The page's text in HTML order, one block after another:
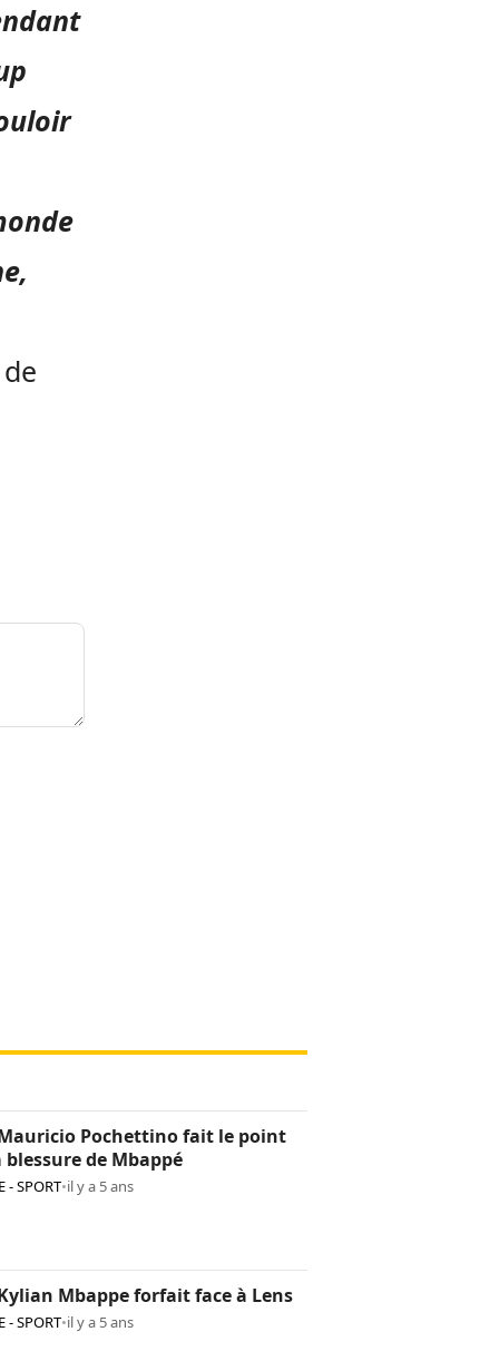
Mauricio Pochettino fait le point
blessure de Mbappé
- SPORT•il y a 5 ans
Mbappe forfait face à Lens
- SPORT•il y a 5 ans